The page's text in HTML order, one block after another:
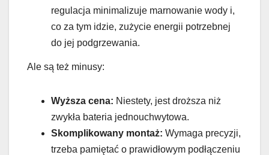
regulacja minimalizuje marnowanie wody i,
co za tym idzie, zużycie energii potrzebnej
do jej podgrzewania.
Ale są też minusy:
Wyższa cena: Niestety, jest droższa niż
zwykła bateria jednouchwytowa.
Skomplikowany montaż: Wymaga precyzji,
trzeba pamiętać o prawidłowym podłączeniu